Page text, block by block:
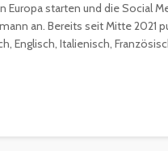
Europa starten und die Social
an. Bereits seit Mitte 2021
Englisch, Italienisch,
man mit
in Deutschland zu